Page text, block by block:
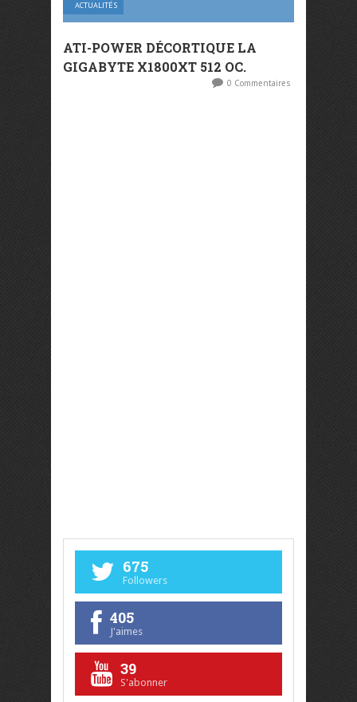
ACTUALITÉS
ATI-POWER DÉCORTIQUE LA
GIGABYTE X1800XT 512 OC.
0 Commentaires
675
Followers
405
J'aimes
39
S'abonner